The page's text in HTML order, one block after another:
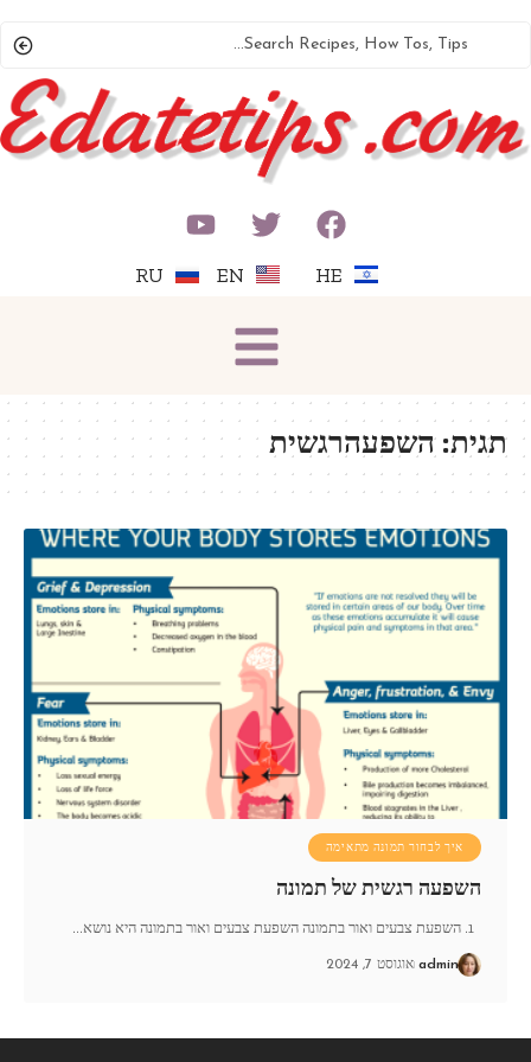
HE
EN
RU
תגית:השפעהרגשית
איך לבחור תמונה מתאימה
השפעה רגשית של תמונה
…
admin אוגוסט 7, 2024